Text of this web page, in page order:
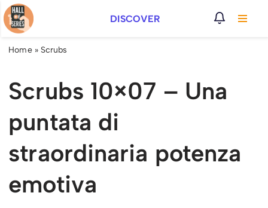
Vai
al
DISCOVER
Home» Scrubs
Scrubs 10×07 – Una
puntata di
straordinaria potenza
emotiva